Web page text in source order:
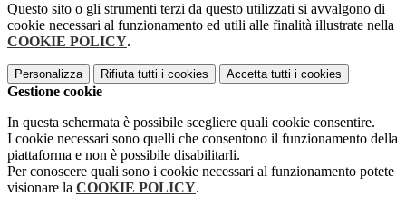
Questo sito o gli strumenti terzi da questo utilizzati si avvalgono di
cookie necessari al funzionamento ed utili alle finalità illustrate nella
COOKIE POLICY.
Personalizza Rifiuta tutti i cookies Accetta tutti i cookies
Gestione cookie
In questa schermata è possibile scegliere quali cookie consentire.
I cookie necessari sono quelli che consentono il funzionamento della
piattaforma e non è possibile disabilitarli.
Per conoscere quali sono i cookie necessari al funzionamento potete
visionare la COOKIE POLICY.